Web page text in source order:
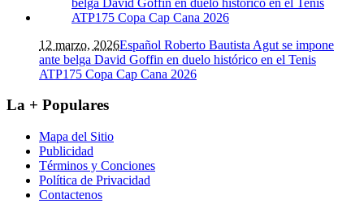
12 marzo, 2026Español Roberto Bautista Agut se impone
ante belga David Goffin en duelo histórico en el Tenis
ATP175 Copa Cap Cana 2026
La + Populares
Mapa del Sitio
Publicidad
Términos y Conciones
Política de Privacidad
Contactenos